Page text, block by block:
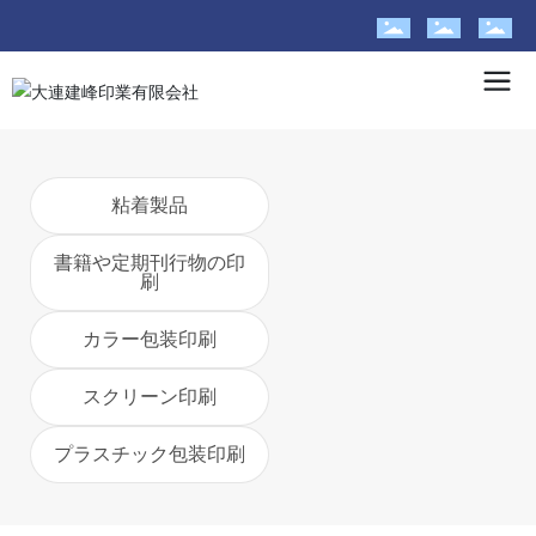
粘着製品
書籍や定期刊行物の印
刷
カラー包装印刷
スクリーン印刷
プラスチック包装印刷